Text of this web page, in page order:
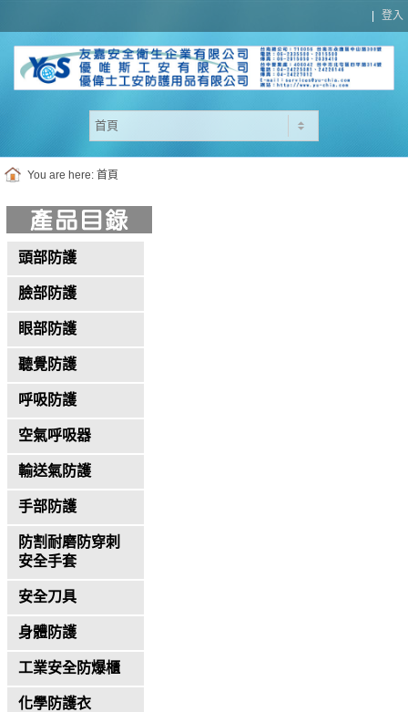
登入
You are here: 首頁
頭部防護
臉部防護
眼部防護
聽覺防護
呼吸防護
空氣呼吸器
輸送氣防護
手部防護
防割耐磨防穿刺
安全手套
安全刀具
身體防護
工業安全防爆櫃
化學防護衣